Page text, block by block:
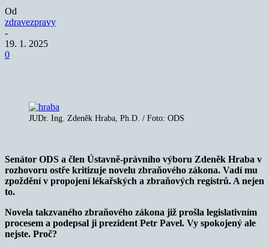
Od
zdravezpravy
-
19. 1. 2025
0
JUDr. Ing. Zdeněk Hraba, Ph.D. / Foto: ODS
Senátor ODS a člen Ústavně-právního výboru Zdeněk Hraba v
rozhovoru ostře kritizuje novelu zbraňového zákona. Vadí mu
zpoždění v propojení lékařských a zbraňových registrů. A nejen
to.
Novela takzvaného zbraňového zákona již prošla legislativním
procesem a podepsal ji prezident Petr Pavel. Vy spokojený ale
nejste. Proč?